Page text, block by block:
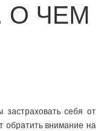
О ЧЕМ
застраховать себя от
обратить внимание на